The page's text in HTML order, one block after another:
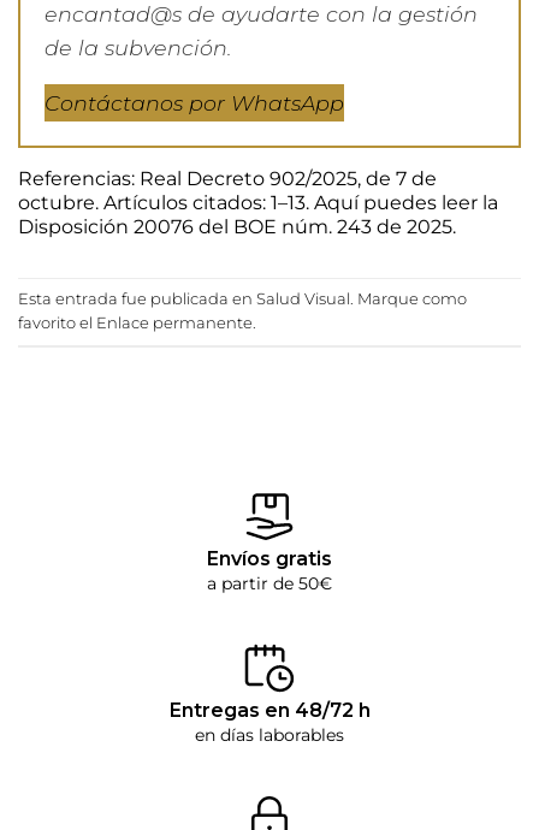
encantad@s de ayudarte con la gestión
de la subvención.
Contáctanos por WhatsApp
Referencias: Real Decreto 902/2025, de 7 de
octubre. Artículos citados: 1–13. Aquí puedes leer la
Disposición 20076 del BOE núm. 243 de 2025.
Esta entrada fue publicada en Salud Visual . Marque como
favorito el Enlace permanente
Envíos gratis
a partir de 50€
Entregas en 48/72 h
en días laborables